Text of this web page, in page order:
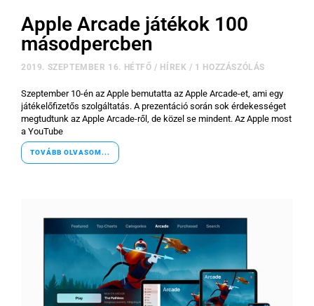
Apple Arcade játékok 100
másodpercben
2019. SZEPTEMBER 16. HÉTFŐ / HÍREK / 1 HOZZÁSZÓLÁS
Szeptember 10-én az Apple bemutatta az Apple Arcade-et, ami egy
játékelőfizetős szolgáltatás. A prezentáció során sok érdekességet
megtudtunk az Apple Arcade-ről, de közel se mindent. Az Apple most
a YouTube
TOVÁBB OLVASOM...